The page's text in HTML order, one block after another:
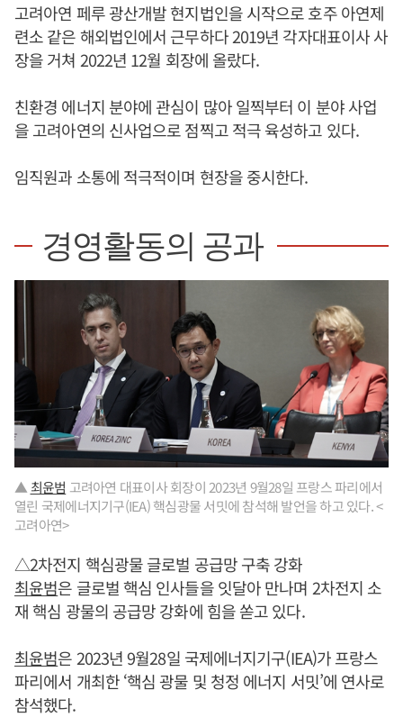
고려아연 페루 광산개발 현지법인을 시작으로 호주 아연제
련소 같은 해외법인에서 근무하다 2019년 각자대표이사 사
장을 거쳐 2022년 12월 회장에 올랐다.
친환경 에너지 분야에 관심이 많아 일찍부터 이 분야 사업
을 고려아연의 신사업으로 점찍고 적극 육성하고 있다.
임직원과 소통에 적극적이며 현장을 중시한다.
경영활동의 공과
▲ 최윤범 고려아연 대표이사 회장이 2023년 9월28일 프랑스 파리에서
열린 국제에너지기구(IEA) 핵심광물 서밋에 참석해 발언을 하고 있다. <
고려아연>
△2차전지 핵심광물 글로벌 공급망 구축 강화
최윤범은 글로벌 핵심 인사들을 잇달아 만나며 2차전지 소
재 핵심 광물의 공급망 강화에 힘을 쏟고 있다.
최윤범은 2023년 9월28일 국제에너지기구(IEA)가 프랑스
파리에서 개최한 ‘핵심 광물 및 청정 에너지 서밋’에 연사로
참석했다.